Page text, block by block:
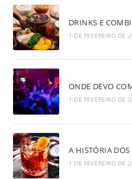
DRINKS E
1 DE FEVEREIRO DE
ONDE DEVO
1 DE FEVEREIRO DE
A HISTÓRIA
1 DE FEVEREIRO DE